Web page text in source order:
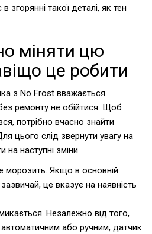
згорянні такої деталі, як тен
міняти цю
це робити
з No Frost вважається
ремонту не обійтися. Щоб
потрібно вчасно знайти
цього слід звернути увагу на
на наступні зміни.
морозить. Якщо в основній
це вказує на наявність
Незалежно від того,
або ручним, датчик